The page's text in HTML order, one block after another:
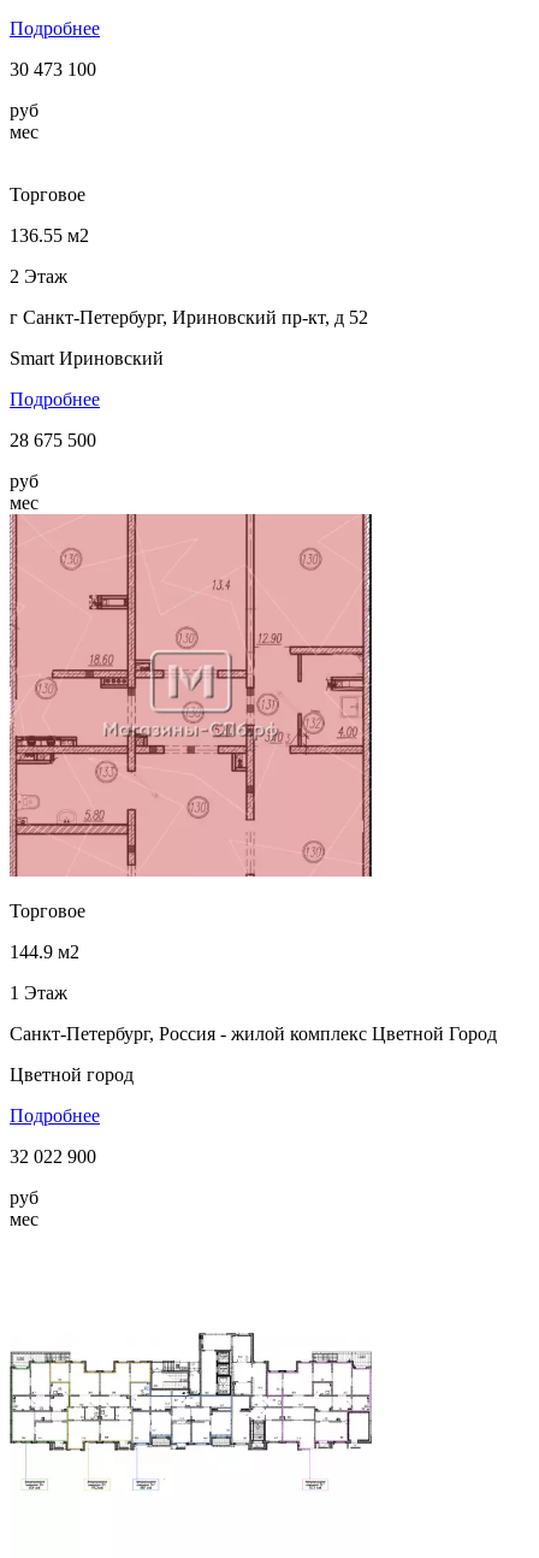
Подробнее
30 473 100
руб
мес
Торговое
136.55 м2
2 Этаж
г Санкт-Петербург, Ириновский пр-кт, д 52
Smart Ириновский
Подробнее
28 675 500
руб
мес
Торговое
144.9 м2
1 Этаж
Санкт-Петербург, Россия - жилой комплекс Цветной Город
Цветной город
Подробнее
32 022 900
руб
мес